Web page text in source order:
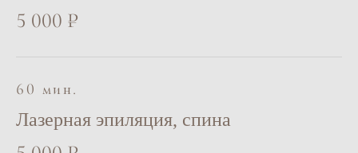
5 000 ₽
60 мин.
Лазерная эпиляция, спина